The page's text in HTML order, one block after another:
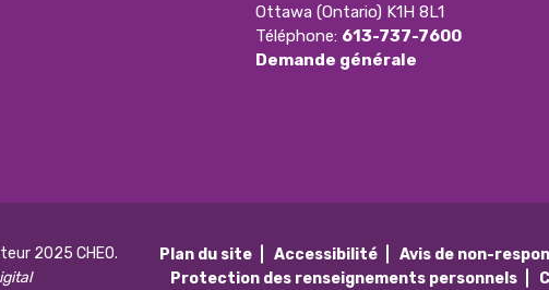
Ottawa (Ontario) K1H 8L1
Téléphone: 613-737-7600
Demande générale
2025 CHEO.
Plan du site Accessibilité
Avis de non-
Protection des renseignements personnels